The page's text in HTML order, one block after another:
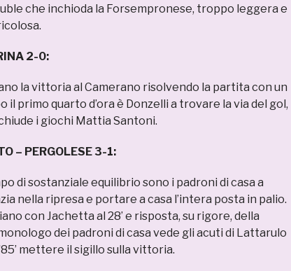
che inchioda la Forsempronese, troppo leggera e
2-0:
la vittoria al Camerano risolvendo la partita con un
il primo quarto d’ora è Donzelli a trovare la via del gol,
i giochi Mattia Santoni.
– PERGOLESE 3-1:
di sostanziale equilibrio sono i padroni di casa a
nella ripresa e portare a casa l’intera posta in palio.
con Jachetta al 28’ e risposta, su rigore, della
dei padroni di casa vede gli acuti di Lattarulo
mettere il sigillo sulla vittoria.